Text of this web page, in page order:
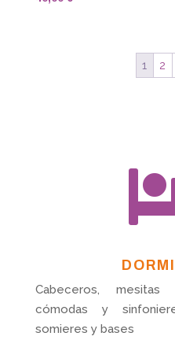
1 2
Cabeceros,
cómodas y
somieres y bases